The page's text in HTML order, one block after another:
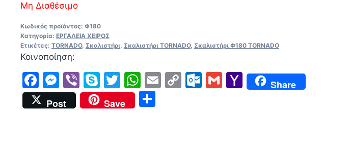
Μη Διαθέσιμο
Κωδικός προϊόντος: Φ180
Κατηγορία: ΕΡΓΑΛΕΙΑ ΧΕΙΡΟΣ
Ετικέτες: TORNADO, Σκαλιστήρι, Σκαλιστήρι TORNADO, Σκαλιστήρι Φ180 TORNADO
Κοινοποίηση:
Facebook
Messenger
ViberSkype
Twitter
WhatsApp
Email
CopyOutlook.com
Gmail
Yahoo
Mail
Share
Post
Save Μοιραστείτε